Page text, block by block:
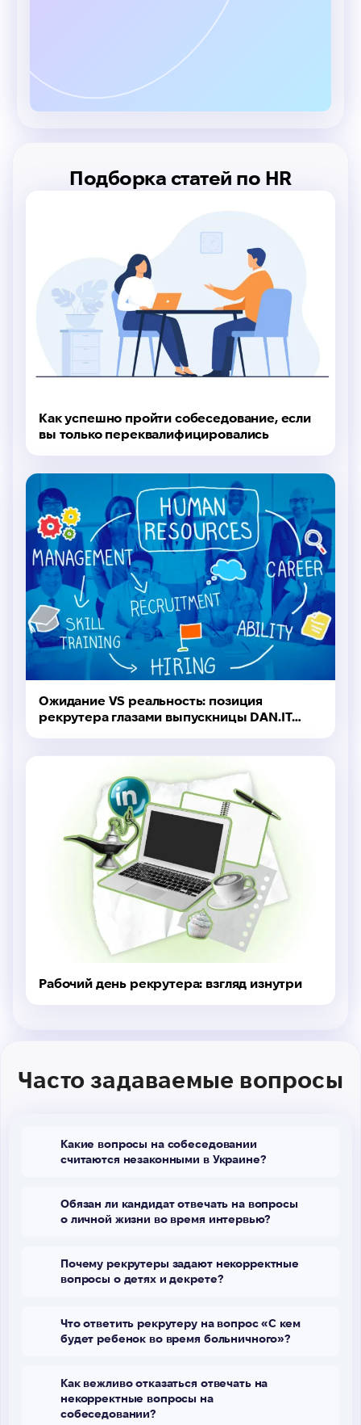
Подборка статей по HR
Как успешно пройти собеседование, если
вы только переквалифицировались
Ожидание VS реальность: позиция
рекрутера глазами выпускницы DAN.IT
Рабочий день рекрутера: взгляд изнутри
Часто задаваемые вопросы
Какие вопросы на собеседовании
считаются незаконными в Украине?
Обязан ли кандидат отвечать на вопросы
о личной жизни во время интервью?
Почему рекрутеры задают некорректные
вопросы о детях и декрете?
Что ответить рекрутеру на вопрос «С кем
будет ребенок во время больничного»?
Как вежливо отказаться отвечать на
некорректные вопросы на
собеседовании?